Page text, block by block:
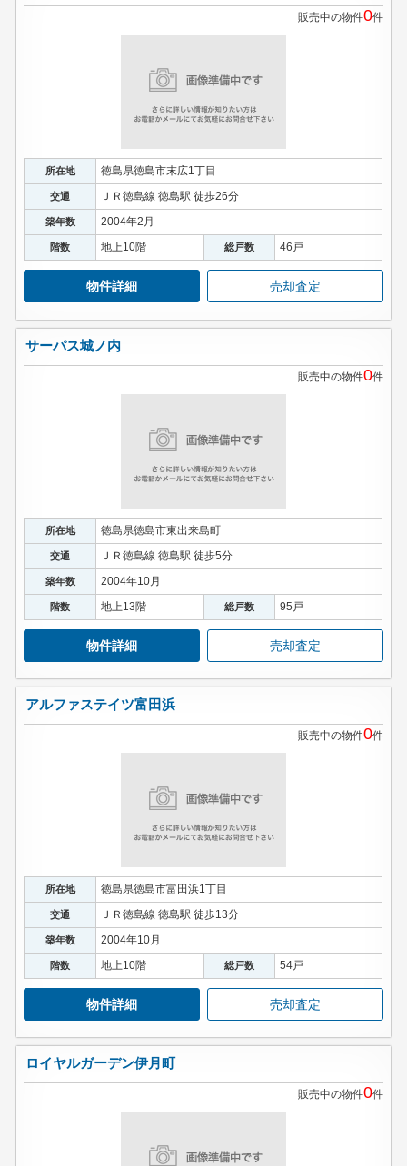
販売中の物件0件
所在地 徳島県徳島市末広1丁目
交通 ＪＲ徳島線 徳島駅 徒歩26分
築年数 2004年2月
階数 地上10階 総戸数 46戸
物件詳細 売却査定
サーパス城ノ内
販売中の物件0件
所在地 徳島県徳島市東出来島町
交通 ＪＲ徳島線 徳島駅 徒歩5分
築年数 2004年10月
階数 地上13階 総戸数 95戸
物件詳細 売却査定
アルファステイツ富田浜
販売中の物件0件
所在地 徳島県徳島市富田浜1丁目
交通 ＪＲ徳島線 徳島駅 徒歩13分
築年数 2004年10月
階数 地上10階 総戸数 54戸
物件詳細 売却査定
ロイヤルガーデン伊月町
販売中の物件0件